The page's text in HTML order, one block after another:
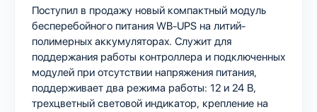
Поступил в продажу новый компактный модуль
бесперебойного питания WB-UPS на литий-
полимерных аккумуляторах. Служит для
поддержания работы контроллера и подключенных
модулей при отсутствии напряжения питания,
поддерживает два режима работы: 12 и 24 В,
трехцветный световой индикатор, крепление на